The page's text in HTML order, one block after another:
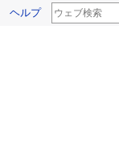
ヘルプ